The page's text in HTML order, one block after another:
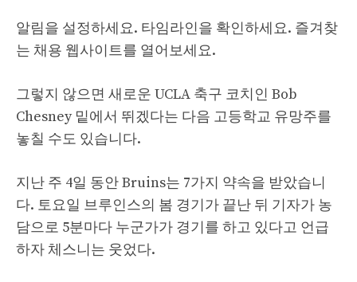
알림을 설정하세요. 타임라인을 확인하세요. 즐겨찾
는 채용 웹사이트를 열어보세요.
그렇지 않으면 새로운 UCLA 축구 코치인 Bob
Chesney 밑에서 뛰겠다는 다음 고등학교 유망주를
놓칠 수도 있습니다.
지난 주 4일 동안 Bruins는 7가지 약속을 받았습니
다. 토요일 브루인스의 봄 경기가 끝난 뒤 기자가 농
담으로 5분마다 누군가가 경기를 하고 있다고 언급
하자 체스니는 웃었다.